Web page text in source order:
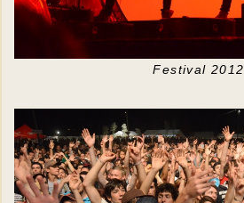
Festival 2012